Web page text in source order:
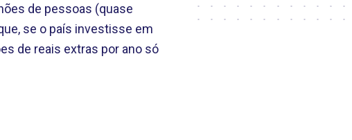
de pessoas (quase
se o país investisse em
de reais extras por ano só